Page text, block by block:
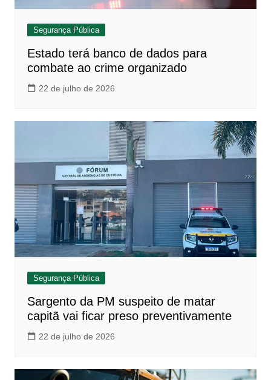
Segurança Pública
Estado terá banco de dados para
combate ao crime organizado
22 de julho de 2026
Segurança Pública
Sargento da PM suspeito de matar
capitã vai ficar preso preventivamente
22 de julho de 2026